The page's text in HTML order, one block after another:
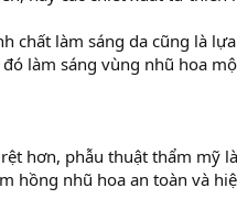
chất làm sáng da cũng là
làm sáng vùng nhũ hoa
hơn, phẫu thuật thẩm mỹ
hồng nhũ hoa an toàn và